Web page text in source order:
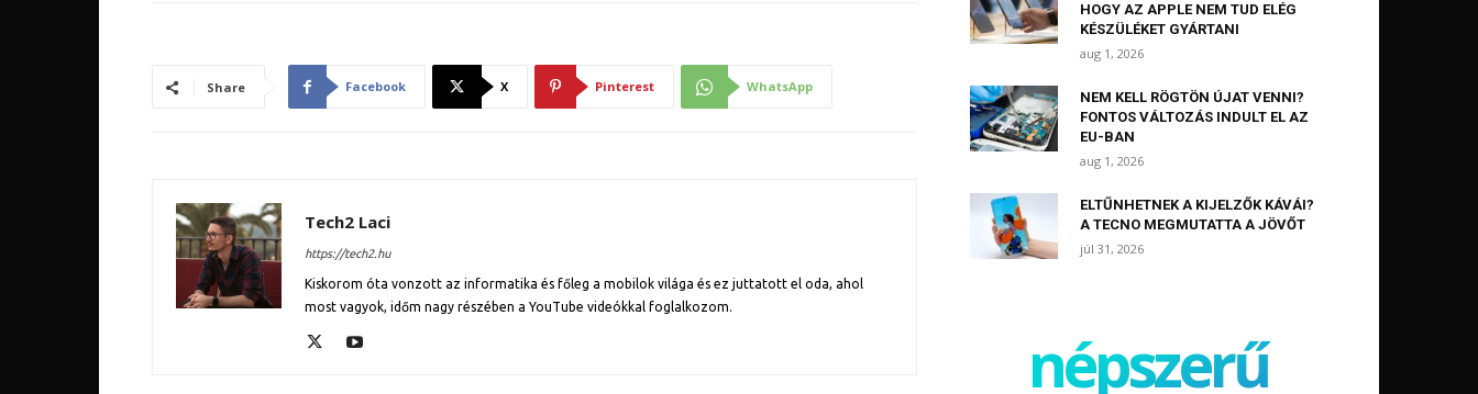
Share Facebook X Pinterest WhatsApp
Tech2 Laci
https://tech2.hu
Kiskorom óta vonzott az informatika és főleg a mobilok világa és ez juttatott el oda, ahol
most vagyok, időm nagy részében a YouTube videókkal foglalkozom.
HOGY AZ APPLE NEM TUD ELÉG
KÉSZÜLÉKET GYÁRTANI
aug 1, 2026
NEM KELL RÖGTÖN ÚJAT VENNI?
FONTOS VÁLTOZÁS INDULT EL AZ
EU-BAN
aug 1, 2026
ELTŰNHETNEK A KIJELZŐK KÁVÁI?
A TECNO MEGMUTATTA A JÖVŐT
júl 31, 2026
népszerű